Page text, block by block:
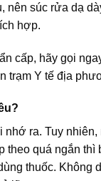
nên súc rửa dạ
hợp.
cấp, hãy gọi
trạm Y tế địa
nhớ ra. Tuy
theo quá ngắn thì
thuốc. Không